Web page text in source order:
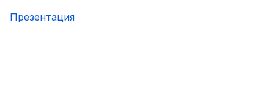
Презентация